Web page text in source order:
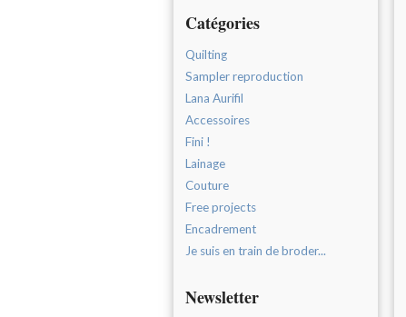
Catégories
Quilting
Sampler reproduction
Lana Aurifil
Accessoires
Fini !
Lainage
Couture
Free projects
Encadrement
Je suis en train de broder...
Newsletter